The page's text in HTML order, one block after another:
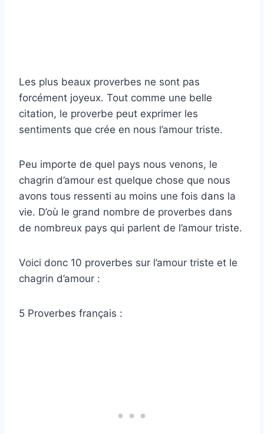
Les plus beaux proverbes ne sont pas
forcément joyeux. Tout comme une belle
citation, le proverbe peut exprimer les
sentiments que crée en nous l’amour triste.
Peu importe de quel pays nous venons, le
chagrin d’amour est quelque chose que nous
avons tous ressenti au moins une fois dans la
vie. D’où le grand nombre de proverbes dans
de nombreux pays qui parlent de l’amour triste.
Voici donc 10 proverbes sur l’amour triste et le
chagrin d’amour :
5 Proverbes français :